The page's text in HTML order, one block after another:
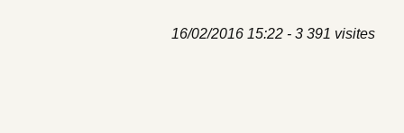
16/02/2016 15:22 - 3 391 visites